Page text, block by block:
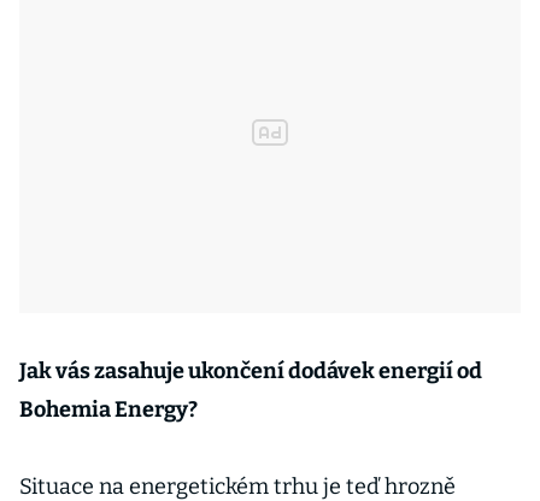
Jak vás zasahuje ukončení dodávek energií od
Bohemia Energy?
Situace na energetickém trhu je teď hrozně